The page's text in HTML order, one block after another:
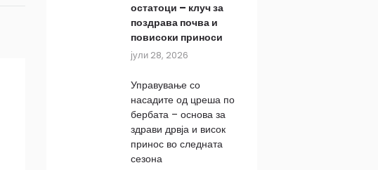
остатоци – клуч за
поздрава почва и
повисоки приноси
јули 28, 2026
Управување со
насадите од цреша по
бербата – основа за
здрави дрвја и висок
принос во следната
сезона